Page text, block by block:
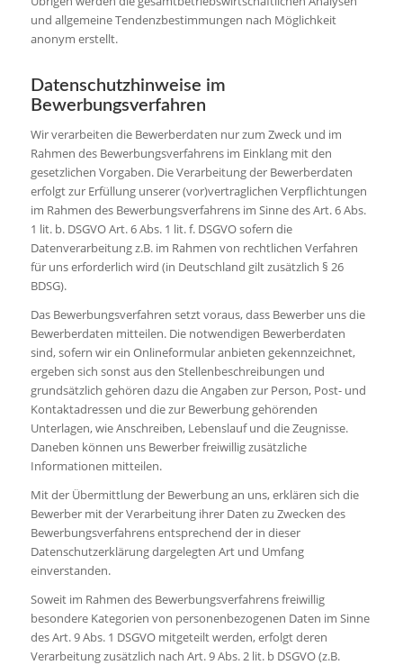
und allgemeine Tendenzbestimmungen nach Möglichkeit
anonym erstellt.
Datenschutzhinweise im
Bewerbungsverfahren
Wir verarbeiten die Bewerberdaten nur zum Zweck und im
Rahmen des Bewerbungsverfahrens im Einklang mit den
gesetzlichen Vorgaben. Die Verarbeitung der Bewerberdaten
erfolgt zur Erfüllung unserer (vor)vertraglichen Verpflichtungen
im Rahmen des Bewerbungsverfahrens im Sinne des Art. 6 Abs.
1 lit. b. DSGVO Art. 6 Abs. 1 lit. f. DSGVO sofern die
Datenverarbeitung z.B. im Rahmen von rechtlichen Verfahren
für uns erforderlich wird (in Deutschland gilt zusätzlich § 26
BDSG).
Das Bewerbungsverfahren setzt voraus, dass Bewerber uns die
Bewerberdaten mitteilen. Die notwendigen Bewerberdaten
sind, sofern wir ein Onlineformular anbieten gekennzeichnet,
ergeben sich sonst aus den Stellenbeschreibungen und
grundsätzlich gehören dazu die Angaben zur Person, Post- und
Kontaktadressen und die zur Bewerbung gehörenden
Unterlagen, wie Anschreiben, Lebenslauf und die Zeugnisse.
Daneben können uns Bewerber freiwillig zusätzliche
Informationen mitteilen.
Mit der Übermittlung der Bewerbung an uns, erklären sich die
Bewerber mit der Verarbeitung ihrer Daten zu Zwecken des
Bewerbungsverfahrens entsprechend der in dieser
Datenschutzerklärung dargelegten Art und Umfang
einverstanden.
Soweit im Rahmen des Bewerbungsverfahrens freiwillig
besondere Kategorien von personenbezogenen Daten im Sinne
des Art. 9 Abs. 1 DSGVO mitgeteilt werden, erfolgt deren
Verarbeitung zusätzlich nach Art. 9 Abs. 2 lit. b DSGVO (z.B.